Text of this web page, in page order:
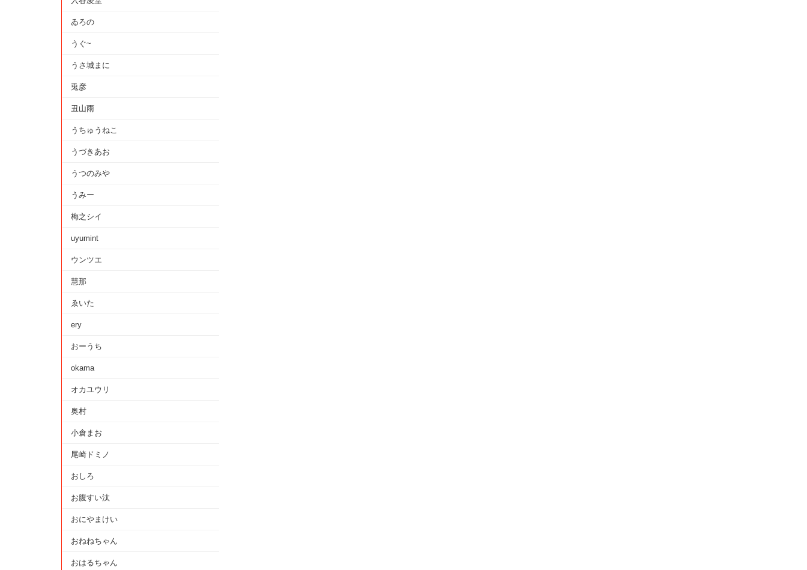
ゐろの
うぐ~
うさ城まに
兎彦
丑山雨
うちゅうねこ
うづきあお
うつのみや
うみー
梅之シイ
uyumint
ウンツエ
慧那
ゑいた
ery
おーうち
okama
オカユウリ
奥村
小倉まお
尾崎ドミノ
おしろ
お腹すい汰
おにやまけい
おねねちゃん
おはるちゃん